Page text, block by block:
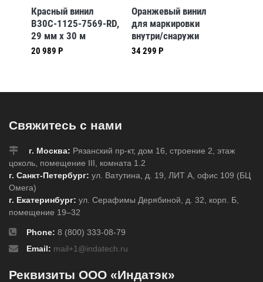
Красный винил
B30C-1125-7569-RD,
29 мм x 30 м
(BBP31/33/35/37)
20 989 Р
Оранжевый винил
для маркировки
внутри/снаружи
помещения B30C-
34 299 Р
Свяжитесь с нами
г. Москва: Рязанский пр-кт, дом 16, строение 2, этаж
цоколь, помещение III, комната 1.2
г. Санкт-Петербург: ул. Ватутина, д. 19, ЛИТ А, офис 109 (БЦ
Омега)
г. Екатеринбург: ул. Серафимы Дерябиной, д. 32, корп. Б,
помещение 19–32
Phone: 8 (800) 333-08-79
Email: mail+1@indatech.ru
Реквизиты ООО «Индатэк»